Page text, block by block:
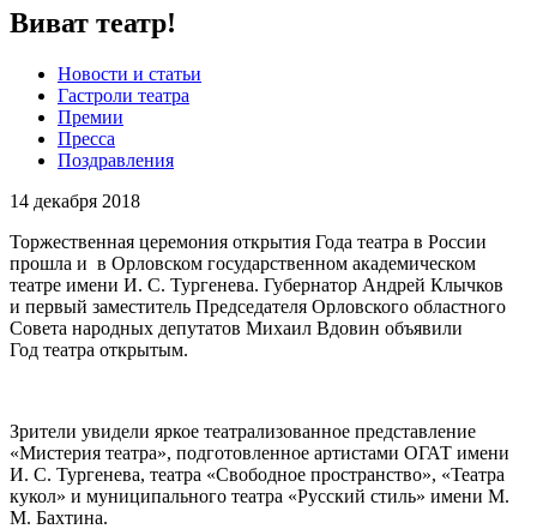
Виват театр!
Новости и статьи
Гастроли театра
Премии
Пресса
Поздравления
14 декабря 2018
Торжественная церемония открытия Года театра в России
прошла и в Орловском государственном академическом
театре имени И. С. Тургенева. Губернатор Андрей Клычков
и первый заместитель Председателя Орловского областного
Совета народных депутатов Михаил Вдовин объявили
Год театра открытым.
Зрители увидели яркое театрализованное представление
«Мистерия театра», подготовленное артистами ОГАТ имени
И. С. Тургенева, театра «Свободное пространство», «Театра
кукол» и муниципального театра «Русский стиль» имени М.
М. Бахтина.